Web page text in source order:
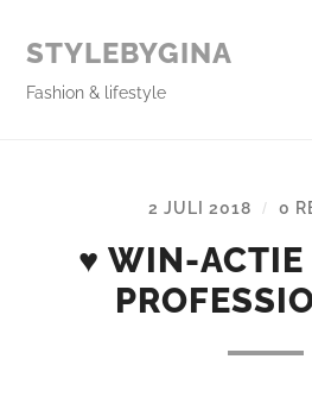
STYLEBYGINA
Fashion & lifestyle
2 JULI 2018 / 0
♥ WIN-ACTIE